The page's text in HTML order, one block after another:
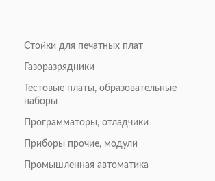
Стойки для печатных плат
Газоразрядники
Тестовые платы, образовательные
наборы
Программаторы, отладчики
Приборы прочие, модули
Промышленная автоматика